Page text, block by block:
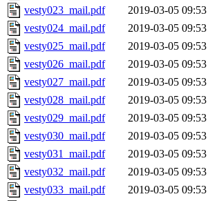
vesty023_mail.pdf
2019-03-05 09:53
vesty024_mail.pdf
2019-03-05 09:53
vesty025_mail.pdf
2019-03-05 09:53
vesty026_mail.pdf
2019-03-05 09:53
vesty027_mail.pdf
2019-03-05 09:53
vesty028_mail.pdf
2019-03-05 09:53
vesty029_mail.pdf
2019-03-05 09:53
vesty030_mail.pdf
2019-03-05 09:53
vesty031_mail.pdf
2019-03-05 09:53
vesty032_mail.pdf
2019-03-05 09:53
vesty033_mail.pdf
2019-03-05 09:53